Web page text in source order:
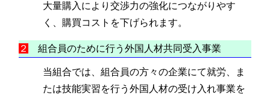
大量購入により交渉力の強化につながりやす
く、購買コストを下げられます。
２ 組合員のために行う外国人材共同受入事業
当組合では、組合員の方々の企業にて就労、ま
たは技能実習を行う外国人材の受け入れ事業を